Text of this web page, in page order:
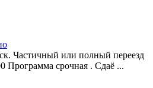
Частичный или полный переезд
Программа срочная . Сдаё ...